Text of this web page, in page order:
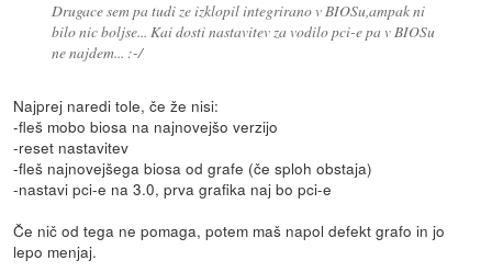
Drugace sem pa tudi ze izklopil integrirano v BIOSu,ampak ni
bilo nic boljse... Kai dosti nastavitev za vodilo pci-e pa v BIOSu
ne najdem... :-/
Najprej naredi tole, če že nisi:
-fleš mobo biosa na najnovejšo verzijo
-reset nastavitev
-fleš najnovejšega biosa od grafe (če sploh obstaja)
-nastavi pci-e na 3.0, prva grafika naj bo pci-e
Če nič od tega ne pomaga, potem maš napol defekt grafo in jo
lepo menjaj.